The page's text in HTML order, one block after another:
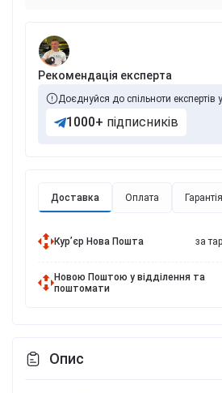
Доставка Оплата Гарантія
Курʼєр Нова Пошта за
Новою Поштою у відділення та
поштомати
Рекомендація експерта
Доєднуйся до спільноти експертів у
1000+ підписників
Опис